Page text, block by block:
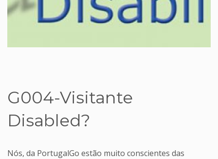
G004-Visitante
Disabled?
Nós, da PortugalGo estão muito conscientes das